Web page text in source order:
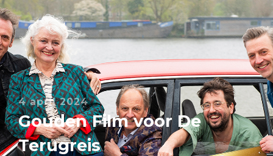
4 april 2024
Gouden Film voor De
Terugreis